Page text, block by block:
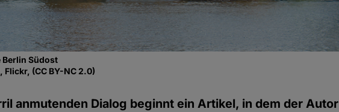
Südost
(CC BY-NC 2.0)
anmutenden Dialog beginnt ein Artikel, in dem der Autor